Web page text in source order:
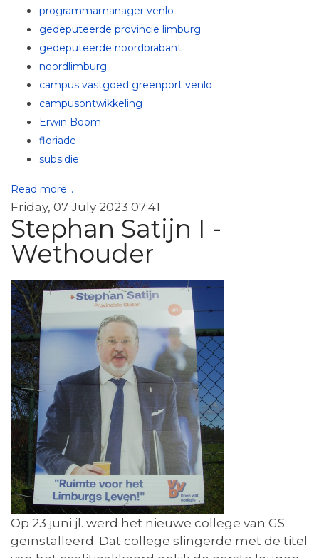
programmamanager venlo
gedeputeerde provincie limburg
gedeputeerde noordbrabant
noordlimburg
campus vastgoed greenport venlo
campusontwikkeling
Erwin Boom
floriade
subsidie
Read more...
Friday, 07 July 2023 07:41
Stephan Satijn I -
Wethouder
Op 23 juni jl. werd het nieuwe college van GS
geïnstalleerd. Dat college slingerde met de titel